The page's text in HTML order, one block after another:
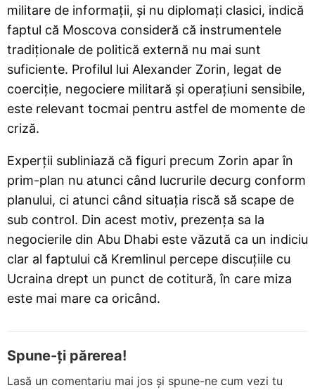
militare de informații, și nu diplomați clasici, indică
faptul că Moscova consideră că instrumentele
tradiționale de politică externă nu mai sunt
suficiente. Profilul lui Alexander Zorin, legat de
coerciție, negociere militară și operațiuni sensibile,
este relevant tocmai pentru astfel de momente de
criză.
Experții subliniază că figuri precum Zorin apar în
prim-plan nu atunci când lucrurile decurg conform
planului, ci atunci când situația riscă să scape de
sub control. Din acest motiv, prezența sa la
negocierile din Abu Dhabi este văzută ca un indiciu
clar al faptului că Kremlinul percepe discuțiile cu
Ucraina drept un punct de cotitură, în care miza
este mai mare ca oricând.
Spune-ți părerea!
Lasă un comentariu mai jos și spune-ne cum vezi tu